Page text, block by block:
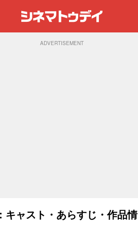
ADVERTISEMENT
ャスト・あらすじ・作品情